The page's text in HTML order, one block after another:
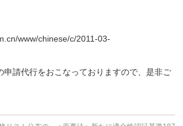
www/chinese/c/2011-03-
申請代行をおこなっておりますので、是非ご